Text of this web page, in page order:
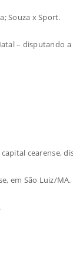
Souza x Sport.
– disputando
cearense,
em São Luiz/MA.